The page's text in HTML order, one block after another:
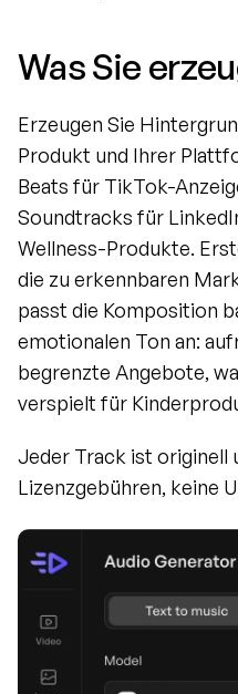
Was Sie
Erzeugen Sie
Produkt und Ihrer
Beats für TikTok-
Soundtracks für
Wellness-Produkte.
die zu erkennbaren
passt die Komposition
emotionalen Ton an:
begrenzte Angebote,
verspielt für
Jeder Track ist originell
Lizenzgebühren, keine